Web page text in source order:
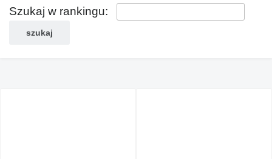
Szukaj w rankingu: